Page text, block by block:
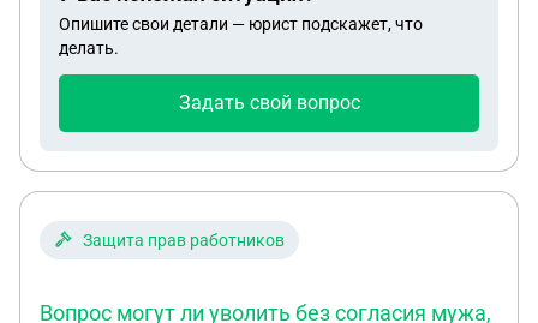
Опишите свои детали — юрист подскажет, что
делать.
Задать свой вопрос
Защита прав работников
Вопрос могут ли уволить без согласия мужа,